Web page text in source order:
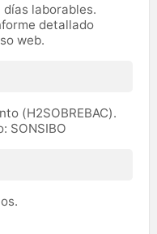
días laborables.
detallado
web.
(H2SOBREBAC).
SONSIBO